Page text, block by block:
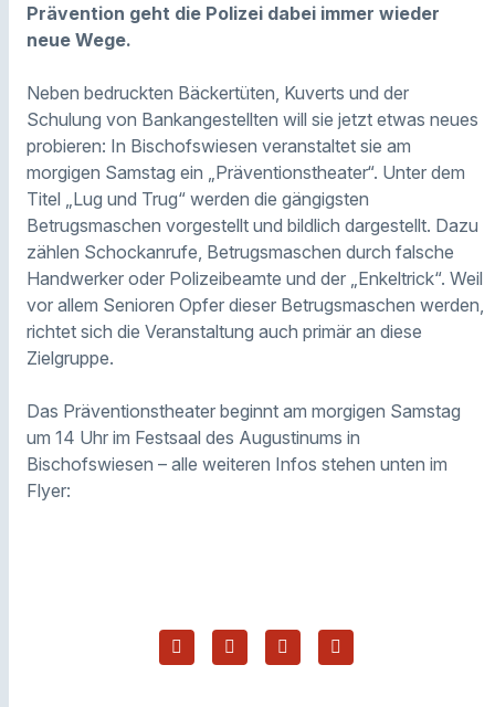
Prävention geht die Polizei dabei immer wieder
neue Wege.
Neben bedruckten Bäckertüten, Kuverts und der
Schulung von Bankangestellten will sie jetzt etwas neues
probieren: In Bischofswiesen veranstaltet sie am
morgigen Samstag ein „Präventionstheater“. Unter dem
Titel „Lug und Trug“ werden die gängigsten
Betrugsmaschen vorgestellt und bildlich dargestellt. Dazu
zählen Schockanrufe, Betrugsmaschen durch falsche
Handwerker oder Polizeibeamte und der „Enkeltrick“. Weil
vor allem Senioren Opfer dieser Betrugsmaschen werden,
richtet sich die Veranstaltung auch primär an diese
Zielgruppe.
Das Präventionstheater beginnt am morgigen Samstag
um 14 Uhr im Festsaal des Augustinums in
Bischofswiesen – alle weiteren Infos stehen unten im
Flyer: